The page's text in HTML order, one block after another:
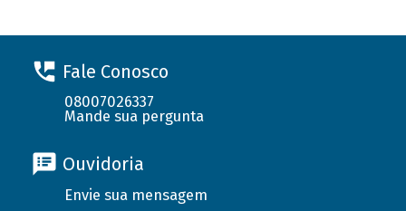
Fale Conosco
08007026337
Mande sua pergunta
Ouvidoria
Envie sua mensagem